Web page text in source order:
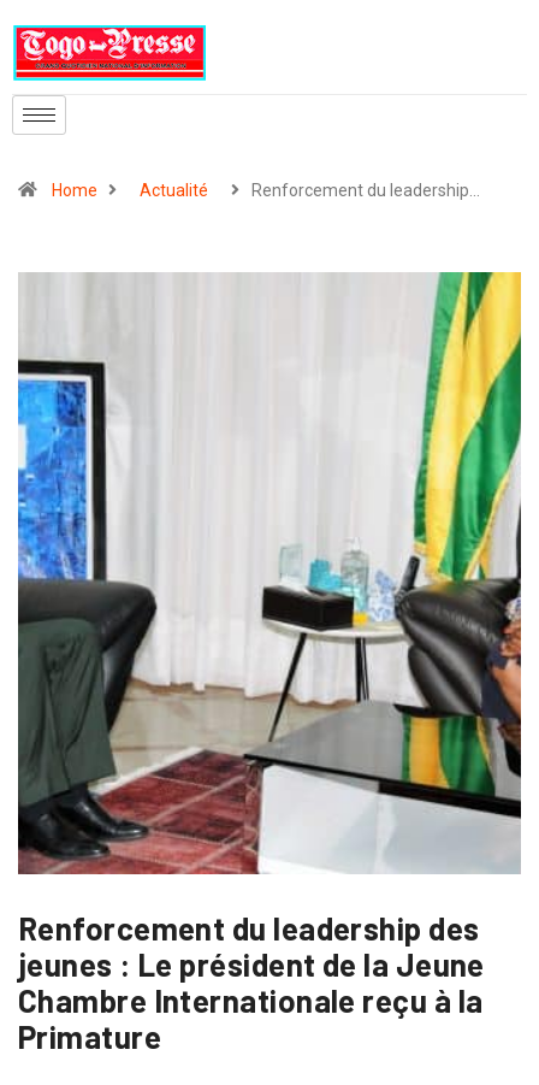
Home Actualité Renforcement du leadership…
Renforcement du leadership des
jeunes : Le président de la Jeune
Chambre Internationale reçu à la
Primature